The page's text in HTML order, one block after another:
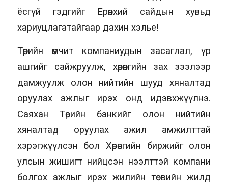
ёсгүй гэдгийг Ерөнхий сайдын хувьд
хариуцлагатайгаар дахин хэлье!
Төрийн өмчит компаниудын засаглал, үр
ашгийг сайжруулж, хөрөнгийн зах зээлээр
дамжуулж олон нийтийн шууд хяналтад
оруулах ажлыг ирэх онд идэвхжүүлнэ.
Саяхан Төрийн банкийг олон нийтийн
хяналтад оруулах ажил амжилттай
хэрэгжүүлсэн бол Хөрөнгийн биржийг олон
улсын жишигт нийцсэн нээлттэй компани
болгох ажлыг ирэх жилийн төсвийн жилд